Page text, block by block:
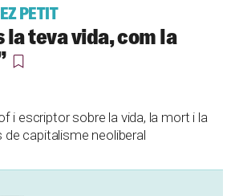
PETIT
la teva vida, com la
i escriptor sobre la vida, la mort i la
capitalisme neoliberal